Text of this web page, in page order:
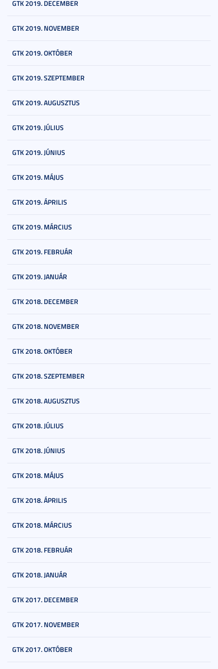
GTK 2019. DECEMBER
GTK 2019. NOVEMBER
GTK 2019. OKTÓBER
GTK 2019. SZEPTEMBER
GTK 2019. AUGUSZTUS
GTK 2019. JÚLIUS
GTK 2019. JÚNIUS
GTK 2019. MÁJUS
GTK 2019. ÁPRILIS
GTK 2019. MÁRCIUS
GTK 2019. FEBRUÁR
GTK 2019. JANUÁR
GTK 2018. DECEMBER
GTK 2018. NOVEMBER
GTK 2018. OKTÓBER
GTK 2018. SZEPTEMBER
GTK 2018. AUGUSZTUS
GTK 2018. JÚLIUS
GTK 2018. JÚNIUS
GTK 2018. MÁJUS
GTK 2018. ÁPRILIS
GTK 2018. MÁRCIUS
GTK 2018. FEBRUÁR
GTK 2018. JANUÁR
GTK 2017. DECEMBER
GTK 2017. NOVEMBER
GTK 2017. OKTÓBER